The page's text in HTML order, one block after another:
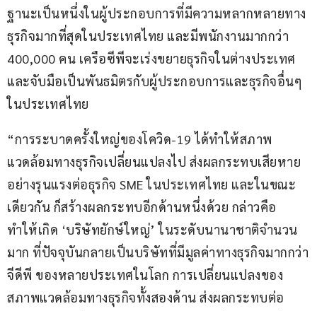
ฐานะเป็นหนึ่งในผู้ประกอบการที่มีความหลากหลายทาง
ธุรกิจมากที่สุดในประเทศไทย และมีพนักงานมากกว่า
400,000 คน เครือซีพีจะเร่งขยายธุรกิจในต่างประเทศ
และจับมือเป็นพันธมิตรกับผู้ประกอบการและธุรกิจอื่นๆ
ในประเทศไทย
“การระบาดครั้งใหญ่ของโควิด-19 ได้ทำให้สภาพ
แวดล้อมทางธุรกิจเปลี่ยนแปลงไป ส่งผลกระทบเสียหาย
อย่างรุนแรงต่อธุรกิจ SME ในประเทศไทย และในขณะ
เดียวกัน ก็สร้างผลกระทบอีกด้านหนึ่งด้วย กล่าวคือ
ทำให้เกิด ‘บริษัทยักษ์ใหญ่’ ในระดับนานาชาติจำนวน
มาก ที่ปัจจุบันกลายเป็นบริษัทที่มีมูลค่าทางธุรกิจมากกว่า
จีดีพี ของหลายประเทศในโลก การเปลี่ยนแปลงของ
สภาพแวดล้อมทางธุรกิจทั้งสองด้าน ส่งผลกระทบต่อ